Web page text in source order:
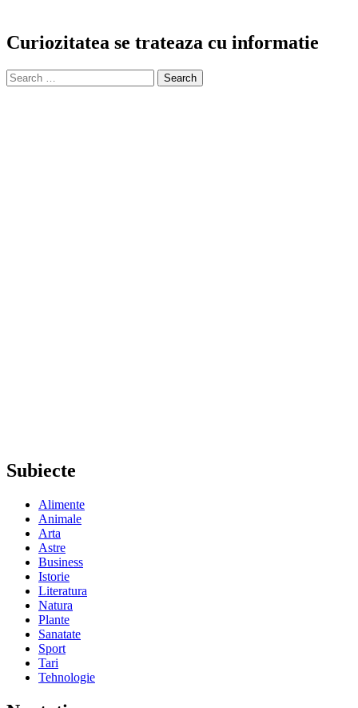
Curiozitatea se trateaza cu informatie
Search
for:
Subiecte
Alimente
Animale
Arta
Astre
Business
Istorie
Literatura
Natura
Plante
Sanatate
Sport
Tari
Tehnologie